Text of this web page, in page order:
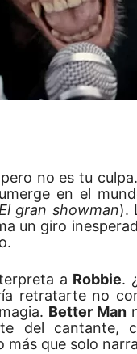
no es tu
en el
El gran showman).
un giro
a Robbie.
retratarte no
Better Man
del cantante,
que solo